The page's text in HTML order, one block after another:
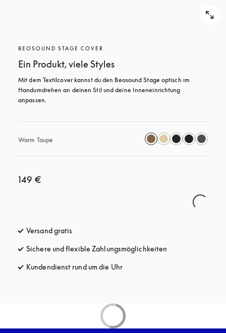
BEOSOUND STAGE COVER
Ein Produkt, viele Styles
Mit dem Textilcover kannst du den Beosound Stage optisch im
Handumdrehen an deinen Stil und deine Inneneinrichtung
anpassen.
Warm Taupe
149 €
Versand gratis
Sichere und flexible Zahlungsmöglichkeiten
Kundendienst rund um die Uhröffnet sich in einem neuen Tab